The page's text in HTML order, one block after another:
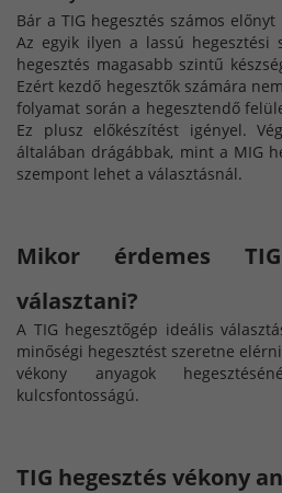
Bár a TIG hegesztés számos
Az egyik ilyen a lassú hegesztési
hegesztés magasabb szintű
Ezért kezdő hegesztők számára
folyamat során a hegesztendő
Ez plusz előkészítést igényel.
általában drágábbak, mint a MIG
szempont lehet a választásnál.
Mikor érdemes TIG
választani?
A TIG hegesztőgép ideális
minőségi hegesztést szeretne
vékony anyagok
kulcsfontosságú.
TIG hegesztés vékony